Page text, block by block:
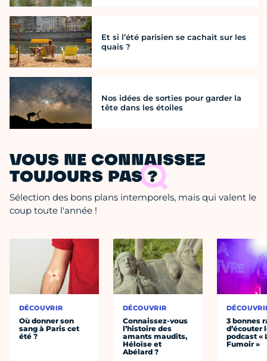
Et si l’été parisien se cachait sur les
quais ?
Nos idées de sorties pour garder la
tête dans les étoiles
VOUS NE CONNAISSEZ
TOUJOURS PAS ?
Sélection des bons plans intemporels, mais qui valent le
coup toute l'année !
DÉCOUVRIR
Où donner son
sang à Paris cet
été ?
DÉCOUVRIR
Connaissez-vous
l’histoire des
amants maudits,
Héloïse et
Abélard ?
3 bonnes
d’écouter
podcast «
Fumoir »